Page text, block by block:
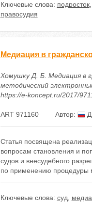
Ключевые слова: подросток,
правосудия
Медиация в
Хомушку Д. Б. Медиация в
методический
https://e-koncept.ru/2017/
ART 971160 Автор:
Статья посвящена
вопросам становления и
судов и внесудебного
по применению процедуры
Ключевые слова: суд